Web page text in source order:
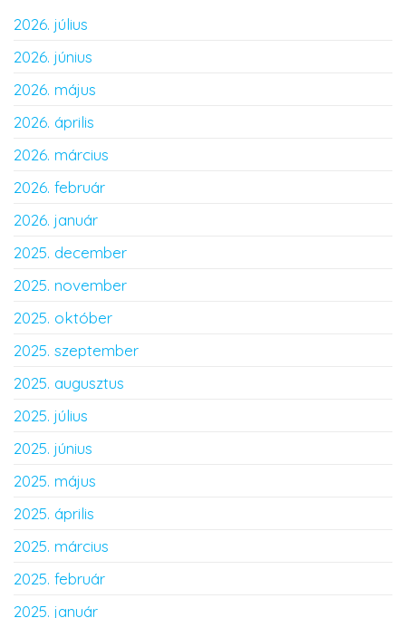
2026. július
2026. június
2026. május
2026. április
2026. március
2026. február
2026. január
2025. december
2025. november
2025. október
2025. szeptember
2025. augusztus
2025. július
2025. június
2025. május
2025. április
2025. március
2025. február
2025. január